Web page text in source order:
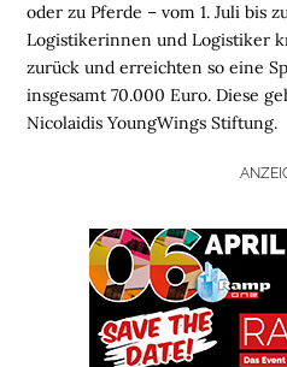
oder zu Pferde – vom 1. Juli bis
Logistikerinnen und Logistiker
zurück und erreichten so eine
insgesamt 70.000 Euro. Diese
Nicolaidis YoungWings Stiftung.